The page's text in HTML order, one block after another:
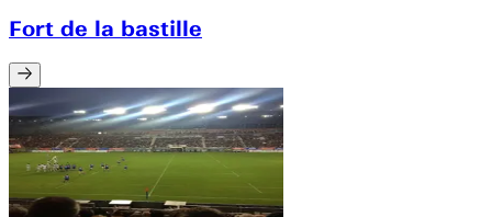
Fort de la bastille